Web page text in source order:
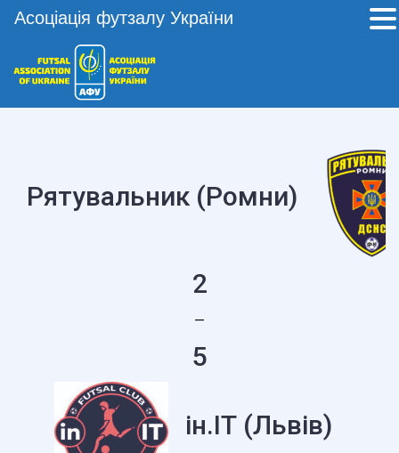
Рятувальник (Ромни)
2
—
5
ін.ІТ (Львів)
Асоціація футзалу України